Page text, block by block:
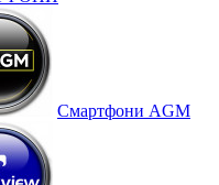
Cмартфони AGM